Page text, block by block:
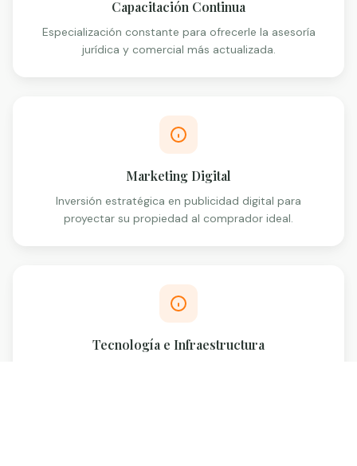
Capacitación Continua
Especialización constante para ofrecerle la asesoría
jurídica y comercial más actualizada.
Marketing Digital
Inversión estratégica en publicidad digital para
proyectar su propiedad al comprador ideal.
Tecnología e Infraestructura